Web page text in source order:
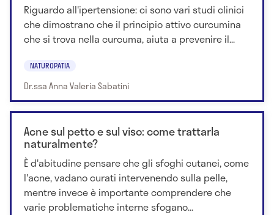
Riguardo all'ipertensione: ci sono vari studi clinici
che dimostrano che il principio attivo curcumina
che si trova nella curcuma, aiuta a prevenire il...
NATUROPATIA
Dr.ssa Anna Valeria Sabatini
Acne sul petto e sul viso: come trattarla
naturalmente?
È d'abitudine pensare che gli sfoghi cutanei, come
l'acne, vadano curati intervenendo sulla pelle,
mentre invece è importante comprendere che
varie problematiche interne sfogano...